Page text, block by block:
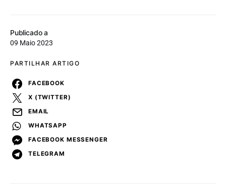
Publicado a
09 Maio 2023
PARTILHAR ARTIGO
FACEBOOK
X (TWITTER)
EMAIL
WHATSAPP
FACEBOOK MESSENGER
TELEGRAM